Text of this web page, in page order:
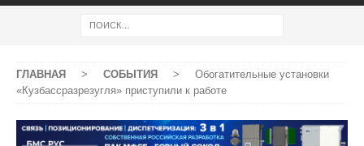
ГЛАВНАЯ > СОБЫТИЯ >
Обогатительные установки
«Кузбассразрезугля» приступили к работе